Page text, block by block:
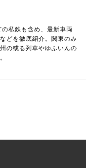
私鉄も含め、最新車両
どを徹底紹介。関東のみ
の或る列車やゆふいんの